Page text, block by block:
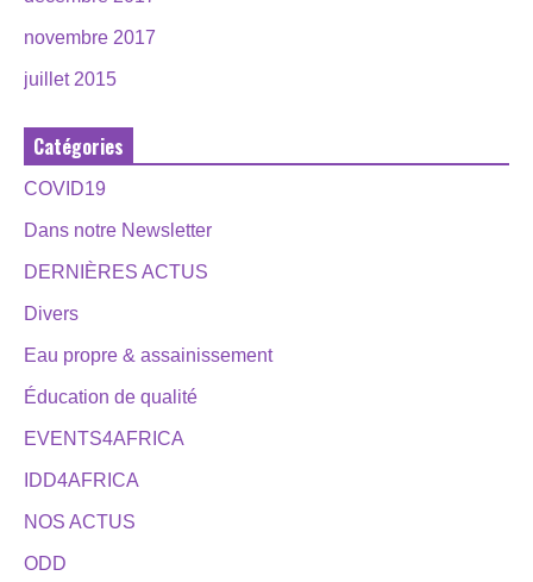
novembre 2017
juillet 2015
Catégories
COVID19
Dans notre Newsletter
DERNIÈRES ACTUS
Divers
Eau propre & assainissement
Éducation de qualité
EVENTS4AFRICA
IDD4AFRICA
NOS ACTUS
ODD